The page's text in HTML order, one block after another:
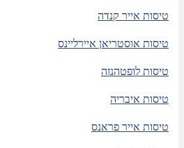
טיסות אייר קנדה
טיסות אוסטריאן איירליינס
טיסות לופטהנזה
טיסות איבריה
טיסות אייר פראנס